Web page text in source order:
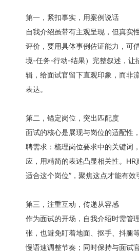
第一，紧扣事实，用案例说话
自我介绍虽带有主观呈现，但真实
评价，要用具体事例佐证能力，可
境-任务-行动-结果）完整叙述，让
辑，给面试官留下直观印象，而非
表达。
第二，锚定岗位，突出匹配度
面试的核心是展现与岗位的适配性
聘需求：梳理岗位要求中的关键词
应，用精简的表述凸显相关性。HR
适合这个岗位”，聚焦这点才能有效
第三，注重互动，传递从容感
作为面试的开场，自我介绍时需管
张，也避免盯着地面、抠手、抖腿
慢语速调整节奏；同时保持与面试